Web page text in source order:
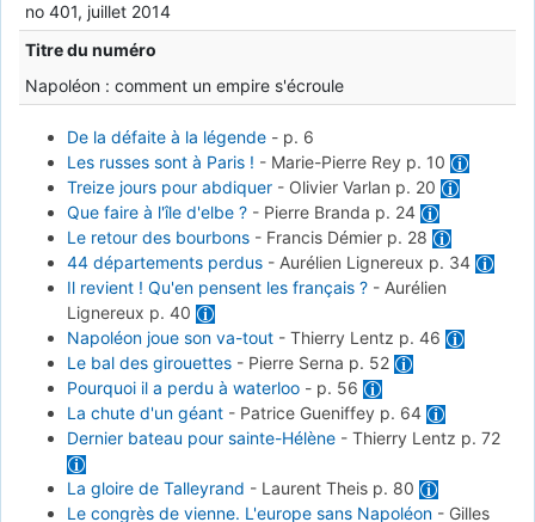
no 401, juillet 2014
Titre du numéro
Napoléon : comment un empire s'écroule
De la défaite à la légende - p. 6
Les russes sont à Paris ! - Marie-Pierre Rey p. 10
Treize jours pour abdiquer - Olivier Varlan p. 20
Que faire à l'île d'elbe ? - Pierre Branda p. 24
Le retour des bourbons - Francis Démier p. 28
44 départements perdus - Aurélien Lignereux p. 34
Il revient ! Qu'en pensent les français ? - Aurélien
Lignereux p. 40
Napoléon joue son va-tout - Thierry Lentz p. 46
Le bal des girouettes - Pierre Serna p. 52
Pourquoi il a perdu à waterloo - p. 56
La chute d'un géant - Patrice Gueniffey p. 64
Dernier bateau pour sainte-Hélène - Thierry Lentz p. 72
La gloire de Talleyrand - Laurent Theis p. 80
Le congrès de vienne. L'europe sans Napoléon - Gilles